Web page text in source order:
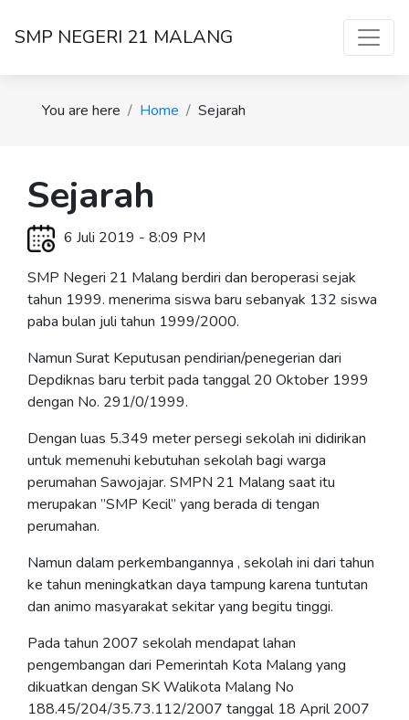
SMP NEGERI 21 MALANG
You are here Home Sejarah
Sejarah
6 Juli 2019 - 8:09 PM
SMP Negeri 21 Malang berdiri dan beroperasi sejak
tahun 1999. menerima siswa baru sebanyak 132 siswa
paba bulan juli tahun 1999/2000.
Namun Surat Keputusan pendirian/penegerian dari
Depdiknas baru terbit pada tanggal 20 Oktober 1999
dengan No. 291/0/1999.
Dengan luas 5.349 meter persegi sekolah ini didirikan
untuk memenuhi kebutuhan sekolah bagi warga
perumahan Sawojajar. SMPN 21 Malang saat itu
merupakan ”SMP Kecil” yang berada di tengan
perumahan.
Namun dalam perkembangannya , sekolah ini dari tahun
ke tahun meningkatkan daya tampung karena tuntutan
dan animo masyarakat sekitar yang begitu tinggi.
Pada tahun 2007 sekolah mendapat lahan
pengembangan dari Pemerintah Kota Malang yang
dikuatkan dengan SK Walikota Malang No
188.45/204/35.73.112/2007 tanggal 18 April 2007